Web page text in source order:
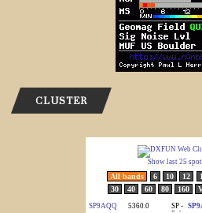
CLUSTER